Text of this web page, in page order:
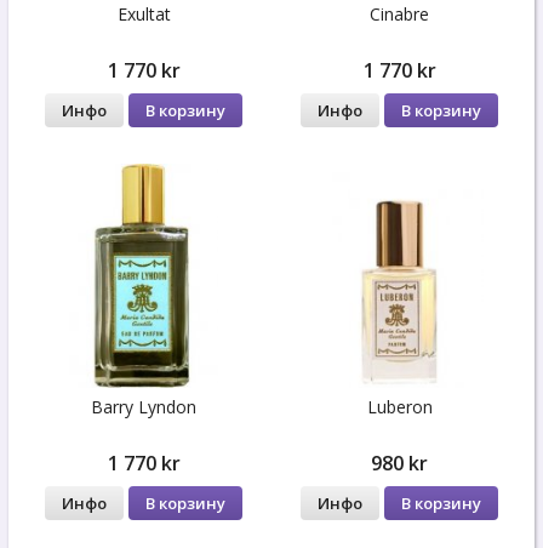
Exultat
1 770 kr
Инфо В корзину
Cinabre
1 770 kr
Инфо В корзину
Barry Lyndon
1 770 kr
Инфо В корзину
Luberon
980 kr
Инфо В корзину